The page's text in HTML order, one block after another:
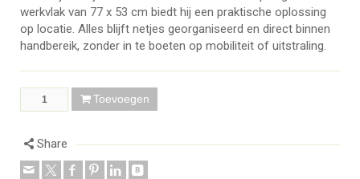
werkvlak van 77 x 53 cm biedt hij een praktische oplossing
op locatie. Alles blijft netjes georganiseerd en direct binnen
handbereik, zonder in te boeten op mobiliteit of uitstraling.
Toevoegen
Share